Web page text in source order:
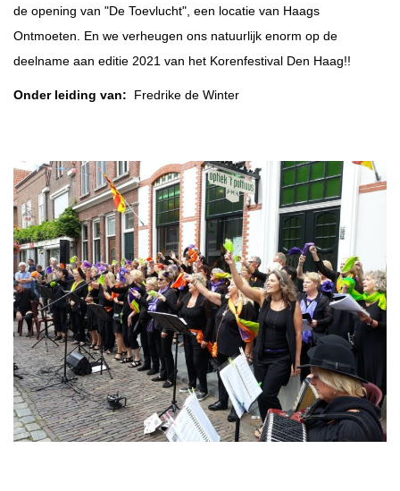
de opening van "De Toevlucht", een locatie van Haags
Ontmoeten. En we verheugen ons natuurlijk enorm op de
deelname aan editie 2021 van het Korenfestival Den Haag!!
Onder leiding van: Fredrike de Winter